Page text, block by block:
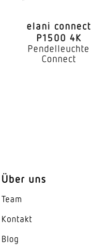
elani connect
P1500 4K
Pendelleuchte
Connect
Über uns
Team
Kontakt
Blog